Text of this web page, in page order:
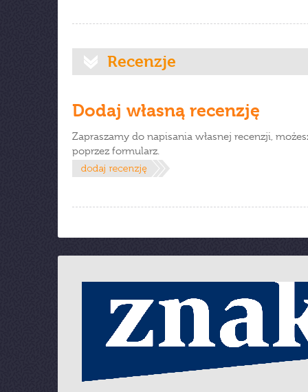
Recenzje
Dodaj własną recenzję
Zapraszamy do napisania własnej recenzji,
poprzez formularz.